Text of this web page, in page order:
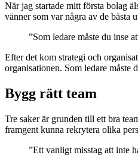
När jag startade mitt första bolag
vänner som var några av de bästa
”Som ledare måste du inse
Efter det kom strategi och
organisationen. Som ledare måste
Bygg rätt team
Tre saker är grunden till ett bra
framgent kunna rekrytera olika
”Ett vanligt misstag att inte